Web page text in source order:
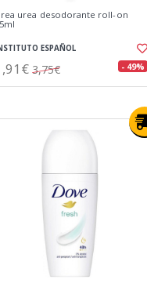
urea desodorante roll-on
ESPAÑOL
3,75€ - 49%